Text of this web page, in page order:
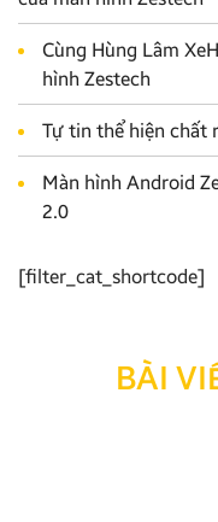
Cùng Hùng Lâm
hình Zestech
Tự tin thể hiện chất
Màn hình Android
2.0
[filter_cat_shortcode]
BÀI